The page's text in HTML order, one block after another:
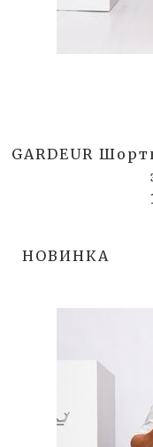
GARDEUR
НОВИНКА